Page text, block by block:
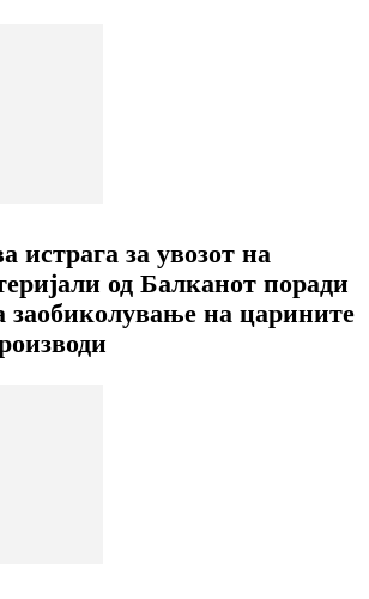
истрага за увозот на
од Балканот поради
заобиколување на царините